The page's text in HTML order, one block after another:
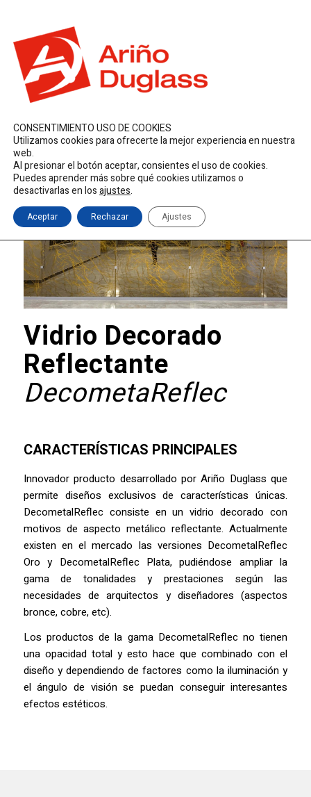
Vidrio Decorado
Reflectante
DecometaReflec
CARACTERÍSTICAS PRINCIPALES
Innovador producto desarrollado por Ariño Duglass que
permite diseños exclusivos de características únicas.
DecometalReflec consiste en un vidrio decorado con
motivos de aspecto metálico reflectante. Actualmente
existen en el mercado las versiones DecometalReflec
Oro y DecometalReflec Plata, pudiéndose ampliar la
gama de tonalidades y prestaciones según las
necesidades de arquitectos y diseñadores (aspectos
bronce, cobre, etc).
Los productos de la gama DecometalReflec no tienen
una opacidad total y esto hace que combinado con el
diseño y dependiendo de factores como la iluminación y
el ángulo de visión se puedan conseguir interesantes
efectos estéticos.
CONSENTIMIENTO USO DE COOKIES
Utilizamos cookies para ofrecerte la mejor experiencia en nuestra
web.
Al presionar el botón aceptar, consientes el uso de cookies.
Puedes aprender más sobre qué cookies utilizamos o
desactivarlas en losajustes.
Aceptar Rechazar Ajustes